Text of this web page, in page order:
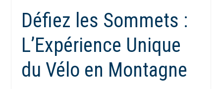
Défiez les Sommets :
L’Expérience Unique
du Vélo en Montagne